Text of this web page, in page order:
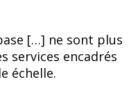
[…] ne sont plus
services encadrés
échelle.